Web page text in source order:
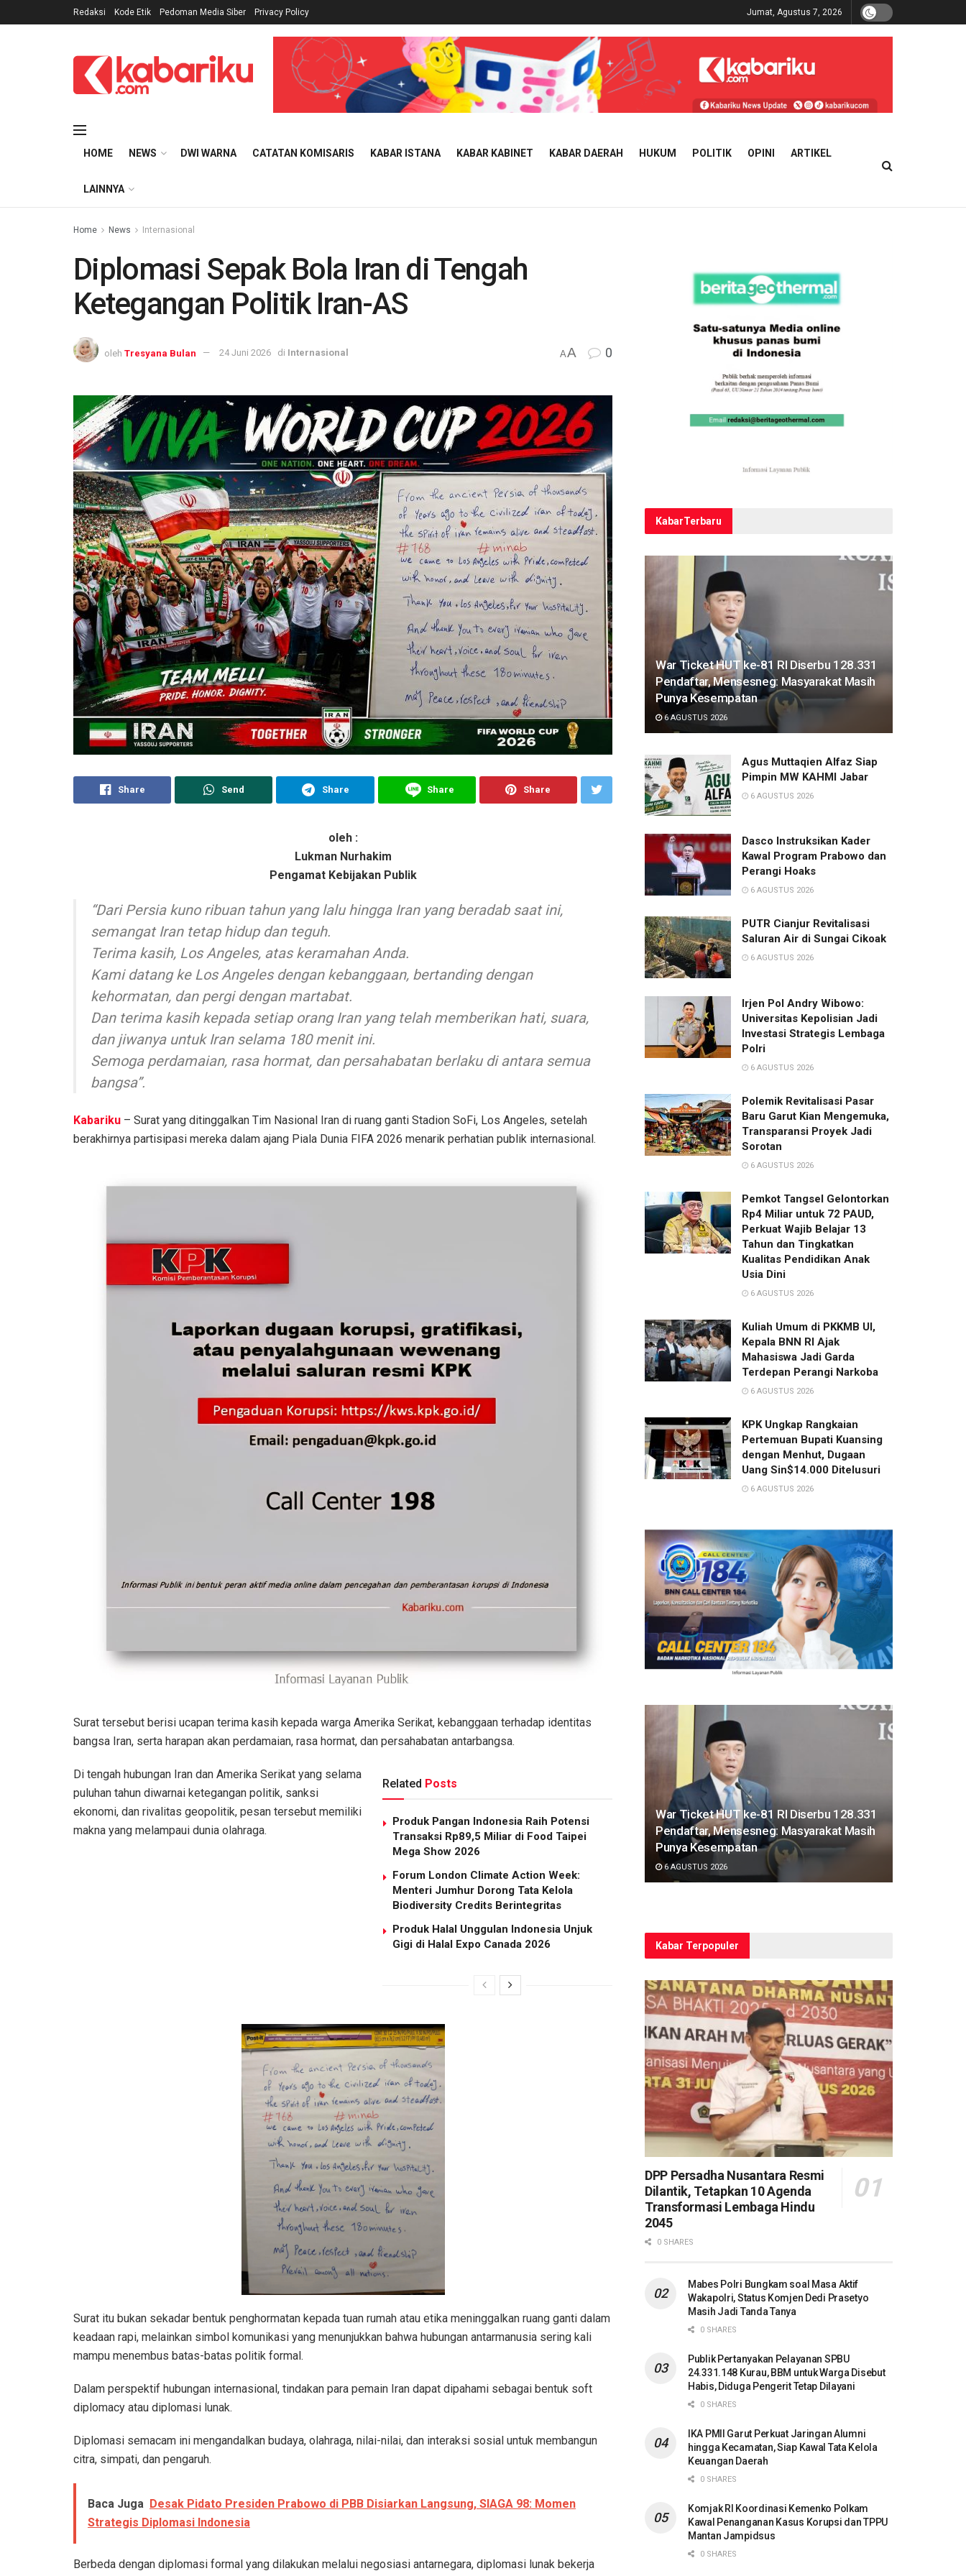
Redaksi Kode Etik Pedoman Media Siber Privacy Policy Jumat, Agustus 7, 2026
HOME NEWS DWI WARNA CATATAN KOMISARIS KABAR ISTANA KABAR KABINET KABAR DAERAH HUKUM POLITIK OPINI ARTIKEL
LAINNYA
Home News Internasional
Diplomasi Sepak Bola Iran di Tengah
Ketegangan Politik Iran-AS
oleh Tresyana Bulan 24 Juni 2026 di Internasional AA 0
Share Send Share Share Share
oleh :
Lukman Nurhakim
Pengamat Kebijakan Publik
“Dari Persia kuno ribuan tahun yang lalu hingga Iran yang beradab saat ini,
semangat Iran tetap hidup dan teguh.
Terima kasih, Los Angeles, atas keramahan Anda.
Kami datang ke Los Angeles dengan kebanggaan, bertanding dengan
kehormatan, dan pergi dengan martabat.
Dan terima kasih kepada setiap orang Iran yang telah memberikan hati, suara,
dan jiwanya untuk Iran selama 180 menit ini.
Semoga perdamaian, rasa hormat, dan persahabatan berlaku di antara semua
bangsa”.
Kabariku – Surat yang ditinggalkan Tim Nasional Iran di ruang ganti Stadion SoFi, Los Angeles, setelah
berakhirnya partisipasi mereka dalam ajang Piala Dunia FIFA 2026 menarik perhatian publik internasional.
Surat tersebut berisi ucapan terima kasih kepada warga Amerika Serikat, kebanggaan terhadap identitas
bangsa Iran, serta harapan akan perdamaian, rasa hormat, dan persahabatan antarbangsa.
Related Posts
Produk Pangan Indonesia Raih Potensi
Transaksi Rp89,5 Miliar di Food Taipei
Mega Show 2026
Forum London Climate Action Week:
Menteri Jumhur Dorong Tata Kelola
Biodiversity Credits Berintegritas
Produk Halal Unggulan Indonesia Unjuk
Gigi di Halal Expo Canada 2026
Di tengah hubungan Iran dan Amerika Serikat yang selama
puluhan tahun diwarnai ketegangan politik, sanksi
ekonomi, dan rivalitas geopolitik, pesan tersebut memiliki
makna yang melampaui dunia olahraga.
Surat itu bukan sekadar bentuk penghormatan kepada tuan rumah atau etika meninggalkan ruang ganti dalam
keadaan rapi, melainkan simbol komunikasi yang menunjukkan bahwa hubungan antarmanusia sering kali
mampu menembus batas-batas politik formal.
Dalam perspektif hubungan internasional, tindakan para pemain Iran dapat dipahami sebagai bentuk soft
diplomacy atau diplomasi lunak.
Diplomasi semacam ini mengandalkan budaya, olahraga, nilai-nilai, dan interaksi sosial untuk membangun
citra, simpati, dan pengaruh.
Baca Juga Desak Pidato Presiden Prabowo di PBB Disiarkan Langsung, SIAGA 98: Momen
Strategis Diplomasi Indonesia
Berbeda dengan diplomasi formal yang dilakukan melalui negosiasi antarnegara, diplomasi lunak bekerja
KabarTerbaru
War Ticket HUT ke-81 RI Diserbu 128.331
Pendaftar, Mensesneg: Masyarakat Masih
Punya Kesempatan
6 AGUSTUS 2026
Agus Muttaqien Alfaz Siap
Pimpin MW KAHMI Jabar
6 AGUSTUS 2026
Dasco Instruksikan Kader
Kawal Program Prabowo dan
Perangi Hoaks
6 AGUSTUS 2026
PUTR Cianjur Revitalisasi
Saluran Air di Sungai Cikoak
6 AGUSTUS 2026
Irjen Pol Andry Wibowo:
Universitas Kepolisian Jadi
Investasi Strategis Lembaga
Polri
6 AGUSTUS 2026
Polemik Revitalisasi Pasar
Baru Garut Kian Mengemuka,
Transparansi Proyek Jadi
Sorotan
6 AGUSTUS 2026
Pemkot Tangsel Gelontorkan
Rp4 Miliar untuk 72 PAUD,
Perkuat Wajib Belajar 13
Tahun dan Tingkatkan
Kualitas Pendidikan Anak
Usia Dini
6 AGUSTUS 2026
Kuliah Umum di PKKMB UI,
Kepala BNN RI Ajak
Mahasiswa Jadi Garda
Terdepan Perangi Narkoba
6 AGUSTUS 2026
KPK Ungkap Rangkaian
Pertemuan Bupati Kuansing
dengan Menhut, Dugaan
Uang Sin$14.000 Ditelusuri
6 AGUSTUS 2026
War Ticket HUT ke-81 RI Diserbu 128.331
Pendaftar, Mensesneg: Masyarakat Masih
Punya Kesempatan
6 AGUSTUS 2026
Kabar Terpopuler
DPP Persadha Nusantara Resmi
Dilantik, Tetapkan 10 Agenda
Transformasi Lembaga Hindu
2045
0 SHARES
Mabes Polri Bungkam soal Masa Aktif
Wakapolri, Status Komjen Dedi Prasetyo
Masih Jadi Tanda Tanya
0 SHARES
Publik Pertanyakan Pelayanan SPBU
24.331.148 Kurau, BBM untuk Warga Disebut
Habis, Diduga Pengerit Tetap Dilayani
0 SHARES
IKA PMII Garut Perkuat Jaringan Alumni
hingga Kecamatan, Siap Kawal Tata Kelola
Keuangan Daerah
0 SHARES
Komjak RI Koordinasi Kemenko Polkam
Kawal Penanganan Kasus Korupsi dan TPPU
Mantan Jampidsus
0 SHARES